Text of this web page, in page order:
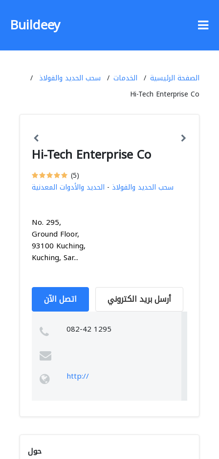
Buildeey
الصفحة الرئيسية الخدمات
سحب الحديد والفولاذ
Hi-Tech Enterprise Co
Hi-Tech Enterprise Co
(5)
سحب الحديد والفولاذ - الحديد والأدوات المعدنية
No. 295,
Ground Floor,
93100 Kuching,
Kuching, Sar...
اتصل الآن أرسل بريد الكتروني
082-42 1295
http://
حول